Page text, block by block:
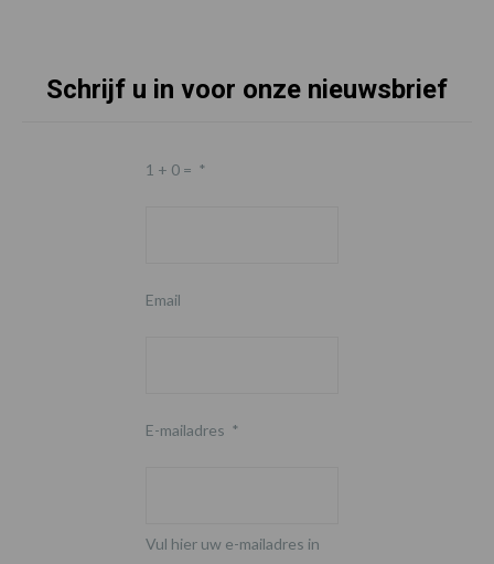
Schrijf u in voor onze nieuwsbrief
1 + 0 = *
Email
E-mailadres *
Vul hier uw e-mailadres in